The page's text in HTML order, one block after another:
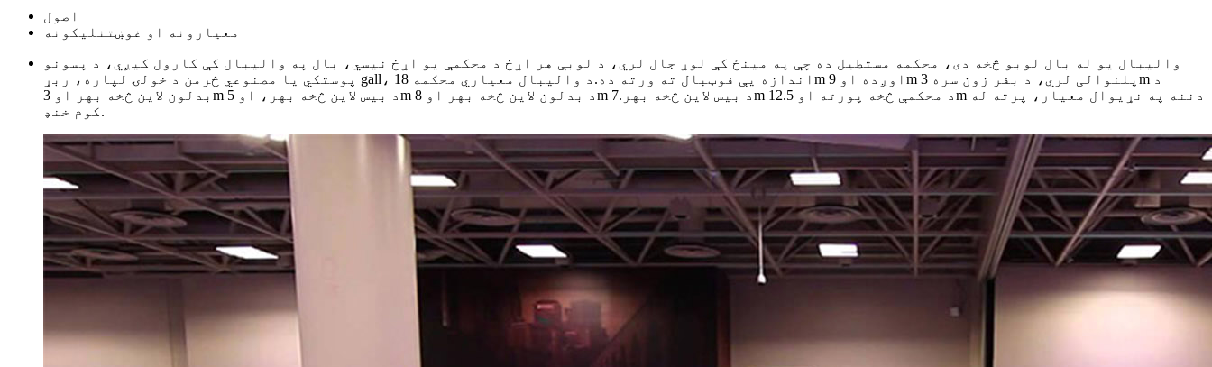
اصول
معیارونه او غوښتنلیکونه
والیبال یو له بال لوبو څخه دی، محکمه مستطیل ده چې په مینځ کې لوړ جال لري، د لوبې هر اړخ د محکمې یو اړخ نیسي، بال په والیبال کې کارول کیږي، د پسونو
پوستکي یا مصنوعي څرمن د خولۍ لپاره، ربړ gall، اندازه یې فوټبال ته ورته ده.د والیبال معیاري محکمه 18m اوږده او 9m پلنوالی لري، د بفر زون سره 3m د
بدلون لاین څخه بهر او 3m د بیس لاین څخه بهر، او 5m د بدلون لاین څخه بهر او 8m د بیس لاین څخه بهر.7m د محکمې څخه پورته او 12.5m دننه په نړیوال معیار، پرته له
کوم خنډ.